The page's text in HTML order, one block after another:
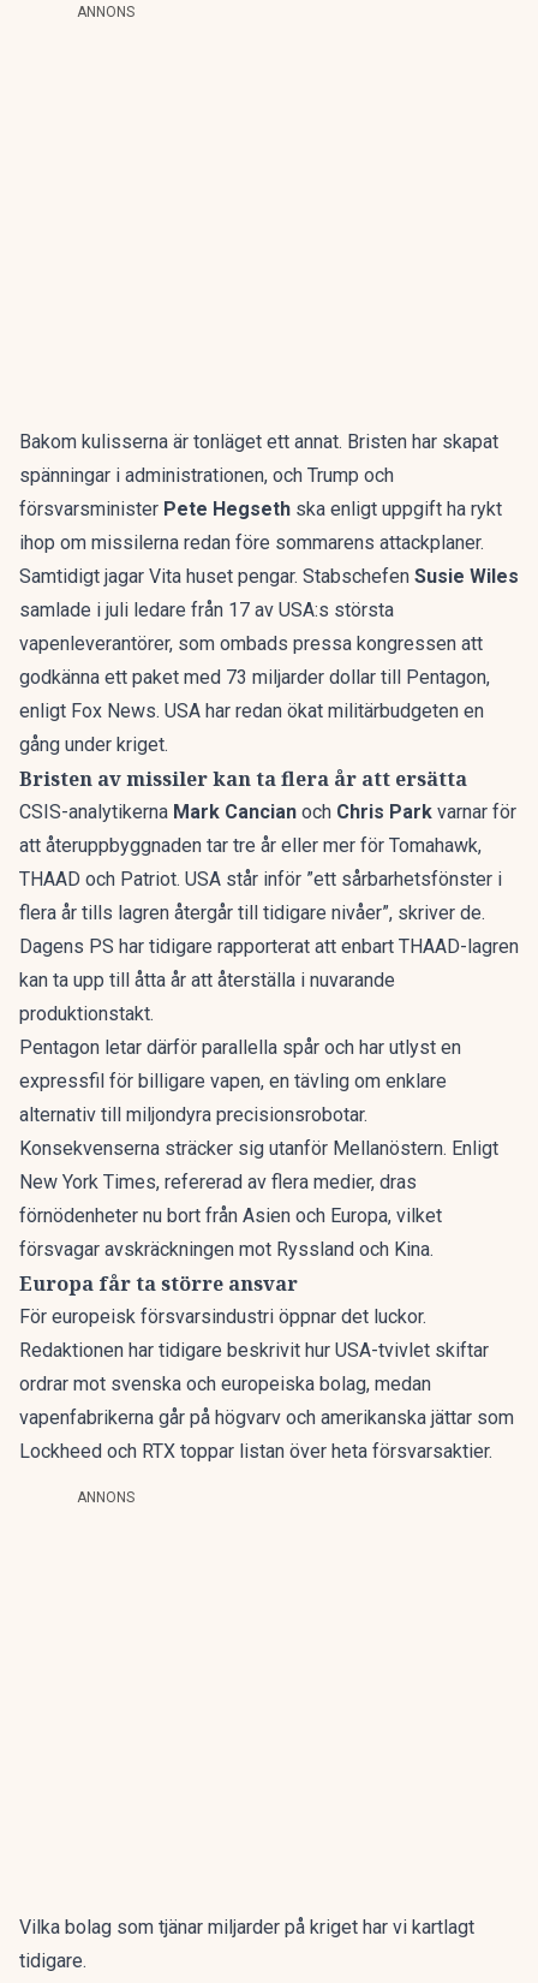
ANNONS
Bakom kulisserna är tonläget ett annat. Bristen har skapat
spänningar i administrationen, och Trump och
försvarsminister Pete Hegseth ska enligt uppgift ha rykt
ihop om missilerna redan före sommarens attackplaner.
Samtidigt jagar Vita huset pengar. Stabschefen Susie Wiles
samlade i juli ledare från 17 av USA:s största
vapenleverantörer, som ombads pressa kongressen att
godkänna ett paket med 73 miljarder dollar till Pentagon,
enligt Fox News. USA har redan ökat militärbudgeten en
gång under kriget.
Bristen av missiler kan ta flera år att ersätta
CSIS-analytikerna Mark Cancian och Chris Park varnar för
att återuppbyggnaden tar tre år eller mer för Tomahawk,
THAAD och Patriot. USA står inför ”ett sårbarhetsfönster i
flera år tills lagren återgår till tidigare nivåer”, skriver de.
Dagens PS har tidigare rapporterat att enbart THAAD-lagren
kan ta upp till åtta år att återställa i nuvarande
produktionstakt.
Pentagon letar därför parallella spår och har utlyst en
expressfil för billigare vapen, en tävling om enklare
alternativ till miljondyra precisionsrobotar.
Konsekvenserna sträcker sig utanför Mellanöstern. Enligt
New York Times, refererad av flera medier, dras
förnödenheter nu bort från Asien och Europa, vilket
försvagar avskräckningen mot Ryssland och Kina.
Europa får ta större ansvar
För europeisk försvarsindustri öppnar det luckor.
Redaktionen har tidigare beskrivit hur USA-tvivlet skiftar
ordrar mot svenska och europeiska bolag, medan
vapenfabrikerna går på högvarv och amerikanska jättar som
Lockheed och RTX toppar listan över heta försvarsaktier.
ANNONS
Vilka bolag som tjänar miljarder på kriget har vi kartlagt
tidigare.